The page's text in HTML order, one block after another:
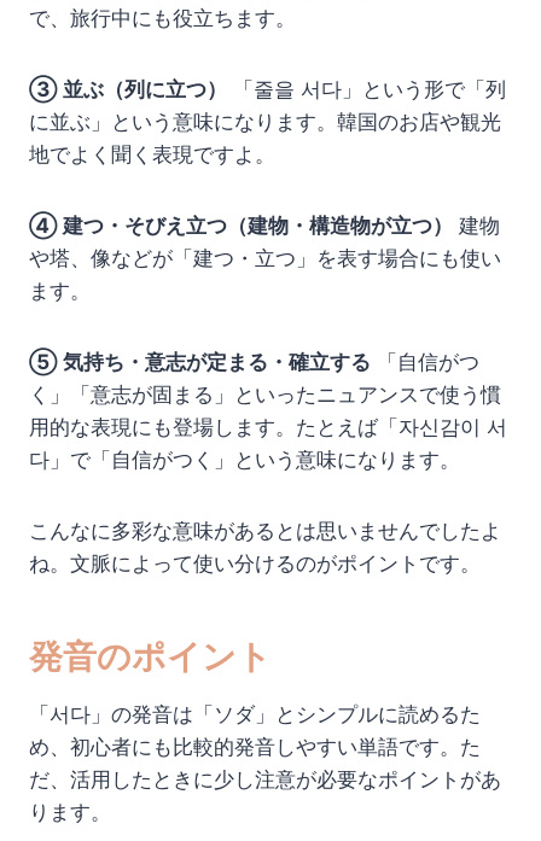
で、旅行中にも役立ちます。
③ 並ぶ（列に立つ）
「줄을 서다」という形で「列
に並ぶ」という意味になります。韓国のお店や観光
地でよく聞く表現ですよ。
④ 建つ・そびえ立つ（建物・構造物が立つ）
建物
や塔、像などが「建つ・立つ」を表す場合にも使い
ます。
⑤ 気持ち・意志が定まる・確立する 「自信がつ
く」「意志が固まる」といったニュアンスで使う慣
用的な表現にも登場します。たとえば「자신감이 서
다」で「自信がつく」という意味になります。
こんなに多彩な意味があるとは思いませんでしたよ
ね。文脈によって使い分けるのがポイントです。
発音のポイント
「서다」の発音は「ソダ」とシンプルに読めるた
め、初心者にも比較的発音しやすい単語です。た
だ、活用したときに少し注意が必要なポイントがあ
ります。